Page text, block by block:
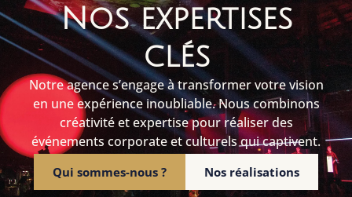
Nos expertises
clés
Notre agence s’engage à transformer votre vision
en une expérience inoubliable. Nous combinons
créativité et expertise pour réaliser des
événements corporate et culturels qui captivent.
Qui sommes-nous ? Nos réalisations